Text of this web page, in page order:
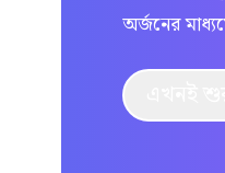
অর্জনের